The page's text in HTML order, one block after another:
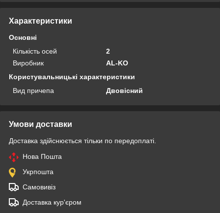
Характеристики
Основні
Кількість осей
2
Виробник
AL-KO
Користувальницькі характеристики
Вид причепа
Двовісний
Умови доставки
Доставка здійснюється тільки по передоплаті.
Нова Пошта
Укрпошта
Самовивіз
Доставка кур'єром